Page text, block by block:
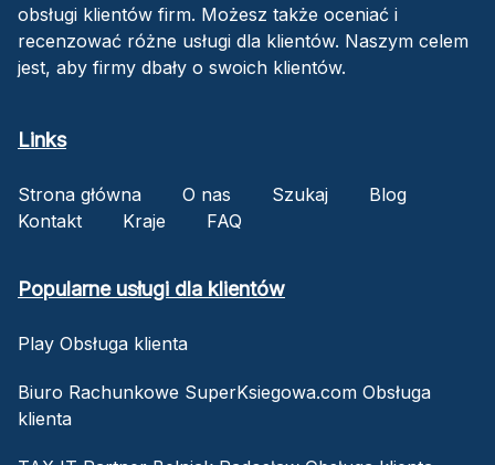
obsługi klientów firm. Możesz także oceniać i
recenzować różne usługi dla klientów. Naszym celem
jest, aby firmy dbały o swoich klientów.
Links
Strona główna O nas Szukaj
Blog
Kontakt
Kraje FAQ
Popularne usługi dla klientów
Play Obsługa klienta
Biuro Rachunkowe SuperKsiegowa.com Obsługa
klienta